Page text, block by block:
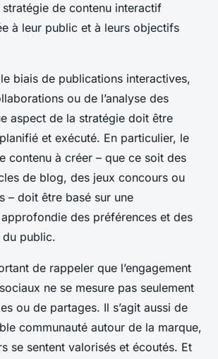
de contenu interactif
à leur public et à leurs objectifs
biais de publications interactives,
ou de l’analyse des
aspect de la stratégie doit être
et exécuté. En particulier, le
contenu à créer – que ce soit des
de blog, des jeux concours ou
– doit être basé sur une
des préférences et des
public.
de rappeler que l’engagement
ne se mesure pas seulement
ou de partages. Il s’agit aussi de
communauté autour de la marque,
se sentent valorisés et écoutés. Et